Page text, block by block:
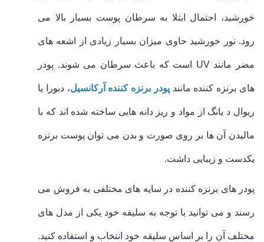
خورشید، احتمال ابتلا به سرطان پوست بسیار بالا می
رود. نور خورشید حاوی میزان بسیار زیادی از اشعه های
مضر مانندUV است که باعث سرطان می شوند. پودر
های برنزه کننده مانندپودر برنزه کننده آرکانسیل،دبورا یا
ریوال د یانگ از مواد و ریز دانه هایی ساخته شده اند که با
مالیدن آن ها بر روی صورت و بدن می توان پوست برنزه
یکدست و زیبایی داشت.
پودر های برنزه کننده در سایه های مختلفی به فروش می
رسند و می توانید با توجه به سلیقه خود یکی از مدل های
مختلف آن را بر اساس سلیقه خود انتخاب و استفاده کنید.